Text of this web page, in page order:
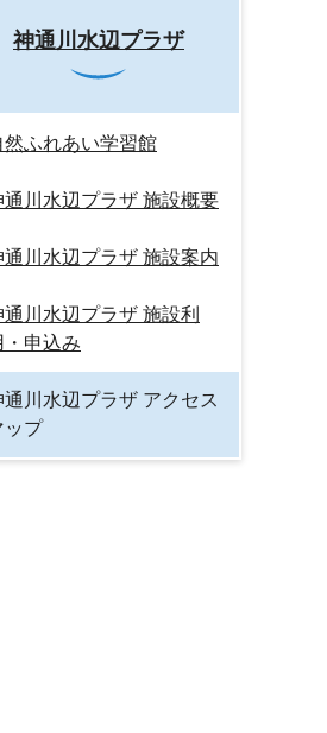
神通川水辺プラザ
然ふれあい学習館
通川水辺プラザ 施設概要
通川水辺プラザ 施設案内
通川水辺プラザ 施設利
・申込み
通川水辺プラザ アクセス
ップ